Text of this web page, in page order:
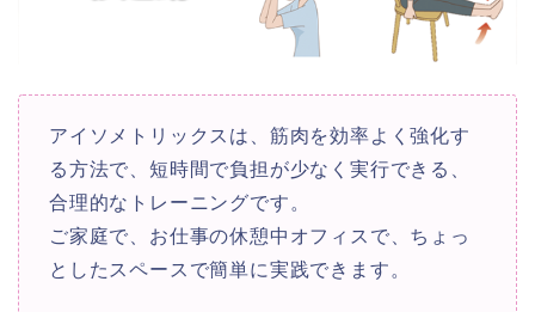
アイソメトリックスは、 筋肉を効率よく強化す
る方法で、短時間で負担が少なく実行できる、
合理的なトレーニングです。
ご家庭で、お仕事の休憩中オフィスで、 ちょっ
としたスペースで簡単に実践できます。